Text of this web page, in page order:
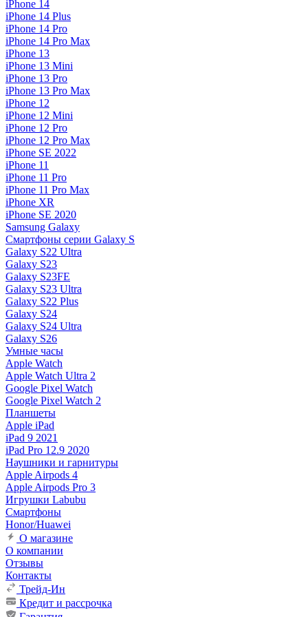
iPhone 14
iPhone 14 Plus
iPhone 14 Pro
iPhone 14 Pro Max
iPhone 13
iPhone 13 Mini
iPhone 13 Pro
iPhone 13 Pro Max
iPhone 12
iPhone 12 Mini
iPhone 12 Pro
iPhone 12 Pro Max
iPhone SE 2022
iPhone 11
iPhone 11 Pro
iPhone 11 Pro Max
iPhone XR
iPhone SE 2020
Samsung Galaxy
Смартфоны серии Galaxy S
Galaxy S22 Ultra
Galaxy S23
Galaxy S23FE
Galaxy S23 Ultra
Galaxy S22 Plus
Galaxy S24
Galaxy S24 Ultra
Galaxy S26
Умные часы
Apple Watch
Apple Watch Ultra 2
Google Pixel Watch
Google Pixel Watch 2
Планшеты
Apple iPad
iPad 9 2021
iPad Pro 12.9 2020
Наушники и гарнитуры
Apple Airpods 4
Apple Airpods Pro 3
Игрушки Labubu
Смартфоны
Honor/Huawei
О магазине
О компании
Отзывы
Контакты
Трейд-Ин
Кредит и рассрочка